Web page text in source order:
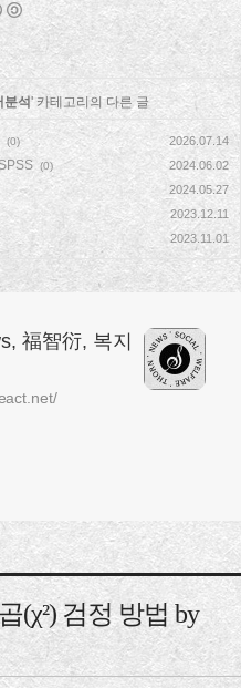
분석' 카테고리의 다른 글
(0) 2026.07.14
(0) 2024.06.02
2024.05.27
2023.12.11
2023.11.01
福智衍, 복지
(χ²) 검정 방법 by